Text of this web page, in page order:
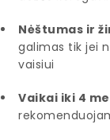
Nėštumas ir
galimas tik jei
vaisiui
Vaikai iki 4